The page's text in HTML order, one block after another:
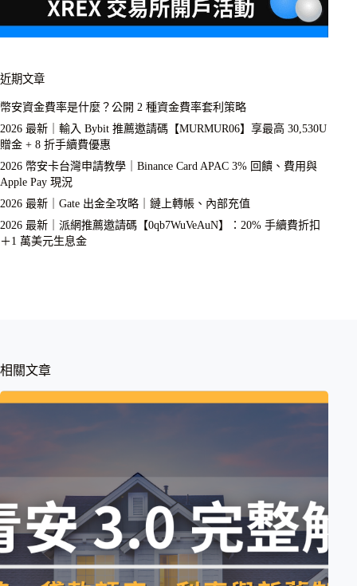
近期文章
幣安資金費率是什麼？公開 2 種資金費率套利策略
2026 最新｜輸入 Bybit 推薦邀請碼【MURMUR06】享最高 30,530U
贈金 + 8 折手續費優惠
2026 幣安卡台灣申請教學｜Binance Card APAC 3% 回饋、費用與
Apple Pay 現況
2026 最新｜Gate 出金全攻略｜鏈上轉帳、內部充值
2026 最新｜派網推薦邀請碼【0qb7WuVeAuN】：20% 手續費折扣
＋1 萬美元生息金
相關文章